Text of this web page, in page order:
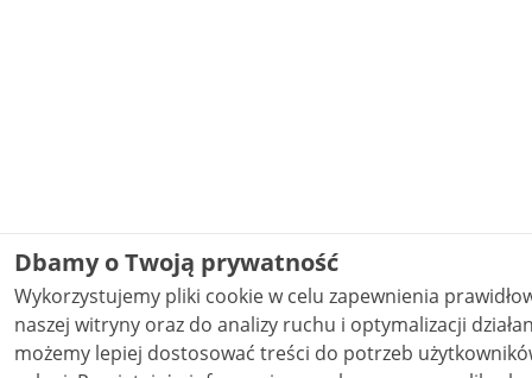
Dbamy o Twoją prywatność
Wykorzystujemy pliki cookie w celu zapewnienia
naszej witryny oraz do analizy ruchu i optymalizacji działania
możemy lepiej dostosować treści do potrzeb